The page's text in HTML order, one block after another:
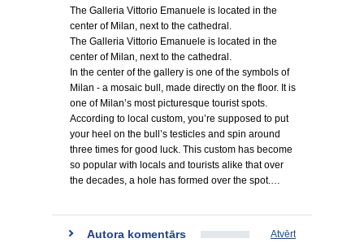
The Galleria Vittorio Emanuele is located in the
center of Milan, next to the cathedral.
The Galleria Vittorio Emanuele is located in the
center of Milan, next to the cathedral.
In the center of the gallery is one of the symbols of
Milan - a mosaic bull, made directly on the floor. It is
one of Milan’s most picturesque tourist spots.
According to local custom, you’re supposed to put
your heel on the bull’s testicles and spin around
three times for good luck. This custom has become
so popular with locals and tourists alike that over
the decades, a hole has formed over the spot.…
Autora komentārs Atvērt